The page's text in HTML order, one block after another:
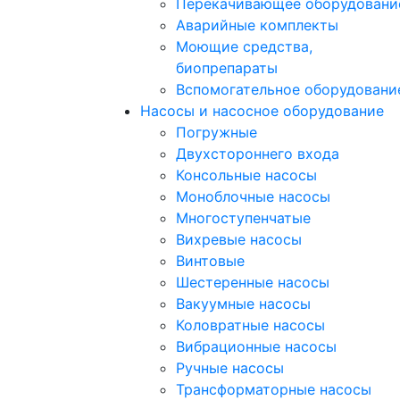
Перекачивающее
Аварийные комплекты
Моющие средства,
биопрепараты
Вспомогательное
Насосы и насосное оборудование
Погружные
Двухстороннего входа
Консольные насосы
Моноблочные насосы
Многоступенчатые
Вихревые насосы
Винтовые
Шестеренные насосы
Вакуумные насосы
Коловратные насосы
Вибрационные насосы
Ручные насосы
Трансформаторные насосы